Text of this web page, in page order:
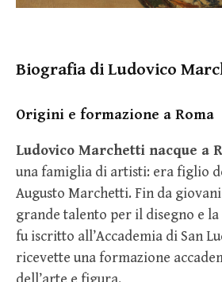
Biografia di Ludovico
Origini e formazione a Roma
Ludovico Marchetti nacque a
una famiglia di artisti: era figlio
Augusto Marchetti. Fin da
grande talento per il disegno e
fu iscritto all’Accademia di San
ricevette una formazione